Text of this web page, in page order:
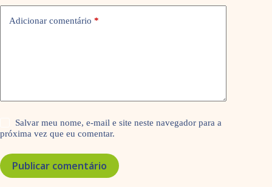
Adicionar comentário *
Salvar meu nome, e-mail e site neste navegador para a
próxima vez que eu comentar.
Publicar comentário